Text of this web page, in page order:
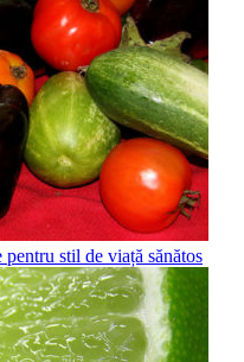
stil de viață sănătos